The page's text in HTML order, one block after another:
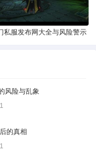
私服发布网大全与风险警示
风险与乱象
的真相